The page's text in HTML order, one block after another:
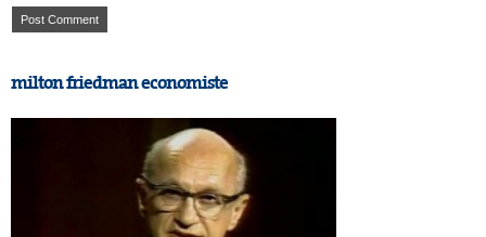
milton friedman economiste